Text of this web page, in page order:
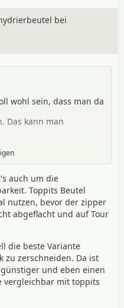
bei
wohl sein, dass man da
Das kann man
kaufen?
auch um die
Toppits Beutel
nutzen, bevor der zipper
abgeflacht und auf Tour
die beste Variante
zu zerschneiden. Da ist
und eben einen
vergleichbar mit toppits